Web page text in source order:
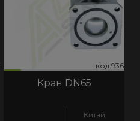
код:935
код:936
Кран DN65
Китай